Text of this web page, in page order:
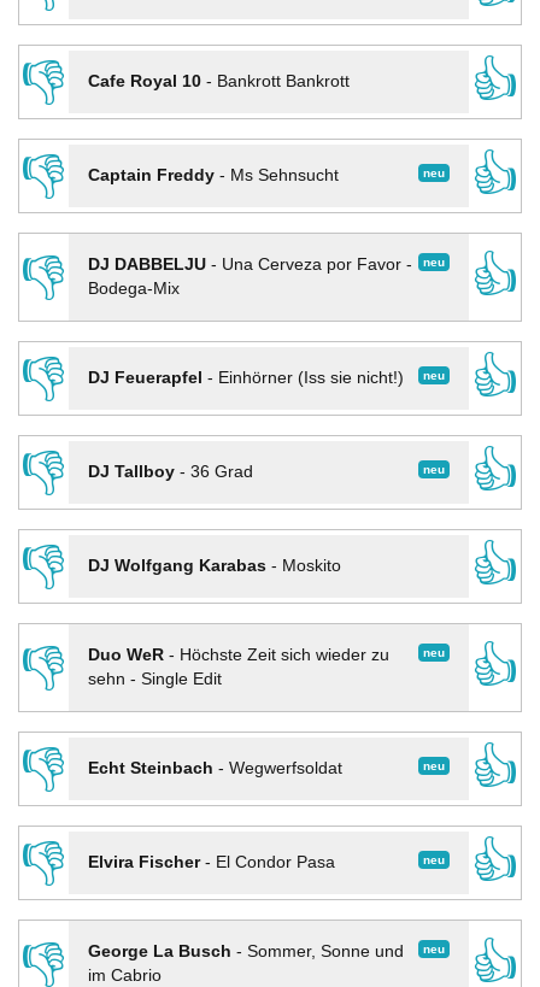
👎
Cafe Royal 10- Bankrott Bankrott
👍
👎
neu
Captain Freddy- Ms Sehnsucht
👍
👎
neu
DJ DABBELJU- Una Cerveza por Favor -
Bodega-Mix
👍
👎
neu
DJ Feuerapfel - Einhörner (Iss sie nicht!)
👍
👎
neu
DJ Tallboy- 36 Grad
👍
👎
DJ Wolfgang Karabas- Moskito
👍
👎
neu
Duo WeR- Höchste Zeit sich wieder zu
sehn - Single Edit
👍
👎
neu
Echt Steinbach - Wegwerfsoldat
👍
👎
neu
Elvira Fischer- El Condor Pasa
👍
👎
neu
George La Busch - Sommer, Sonne und
im Cabrio
👍